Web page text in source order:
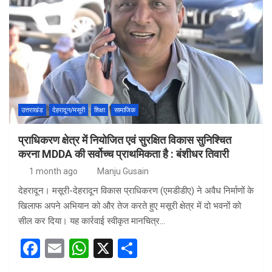
b
o
o
k
s
A
p
p
e
उत्तराखंड देहरादून/मसूरी शिक्षा सामाजिक
प्राधिकरण क्षेत्र में नियोजित एवं सुरक्षित विकास सुनिश्चित
करना MDDA की सर्वोच्च प्राथमिकता है : बंशीधर तिवारी
1 month ago Manju Gusain
देहरादून। मसूरी-देहरादून विकास प्राधिकरण (एमडीडीए) ने अवैध निर्माणों के
खिलाफ अपने अभियान को और तेज करते हुए मसूरी क्षेत्र में दो भवनों को
सील कर दिया। यह कार्रवाई स्वीकृत मानचित्र…
F
E
W X